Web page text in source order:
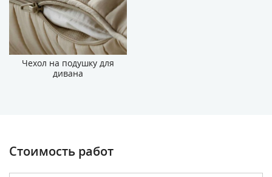
Чехол на подушку для
дивана
Стоимость работ